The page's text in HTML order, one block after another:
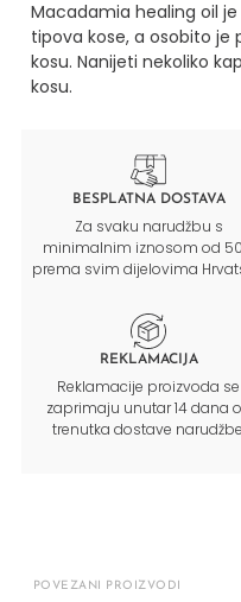
Macadamia healing oil
tipova kose, a osobito je
kosu. Nanijeti nekoliko
kosu.
BESPLATNA DOSTAVA
Za svaku narudžbu s
minimalnim iznosom od
prema svim dijelovima
REKLAMACIJA
Reklamacije proizvoda se
zaprimaju unutar 14 dana
trenutka dostave
POVEZANI PROIZVODI